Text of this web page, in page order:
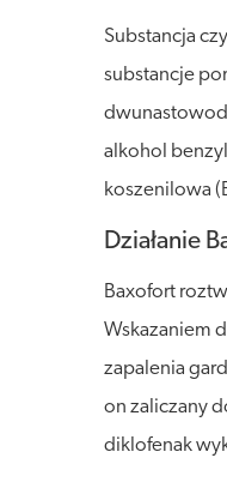
Substancja
substancje
alkohol
koszenilowa
Działanie
Baxofort
Wskazaniem
zapalenia
on zaliczany
diklofenak